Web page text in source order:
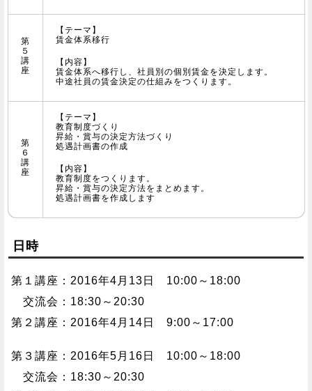
第
５
講
座
【テーマ】
賃金体系移行
【内容】
賃金体系へ移行し、社員別の個別賃金を決定します。
中途社員の賃金決定の仕組みをつくります。
第
６
講
座
【テーマ】
教育制度づくり
昇給・賞与の決定方法づくり
処遇計画書の作成
【内容】
教育制度をつくります。
昇給・賞与の決定方法をまとめます。
処遇計画書を作成します
日時
第１講座：2016年4月13日 10:00～18:00
交流会：18:30～20:30
第２講座：2016年4月14日 9:00～17:00
第３講座：2016年5月16日 10:00～18:00
交流会：18:30～20:30